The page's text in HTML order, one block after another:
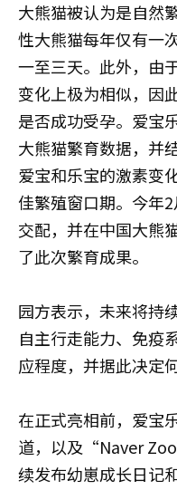
大熊猫被认为是自然
性大熊猫每年仅有一
一至三天。此外，
变化上极为相似，因
是否成功受孕。爱宝
大熊猫繁育数据，并
爱宝和乐宝的激素变
佳繁殖窗口期。今年
交配，并在中国大熊
了此次繁育成果。
园方表示，未来将持
自主行走能力、免疫
应程度，并据此决定
在正式亮相前，爱宝
道，以及“Naver
续发布幼崽成长日记